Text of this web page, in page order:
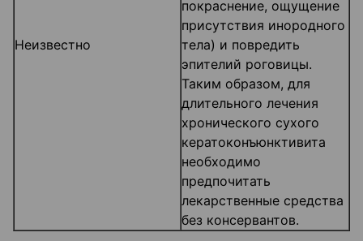
Неизвестно
покраснение, ощущение
присутствия инородного
тела) и повредить
эпителий роговицы.
Таким образом, для
длительного лечения
хронического сухого
кератоконъюнктивита
необходимо
предпочитать
лекарственные средства
без консервантов.